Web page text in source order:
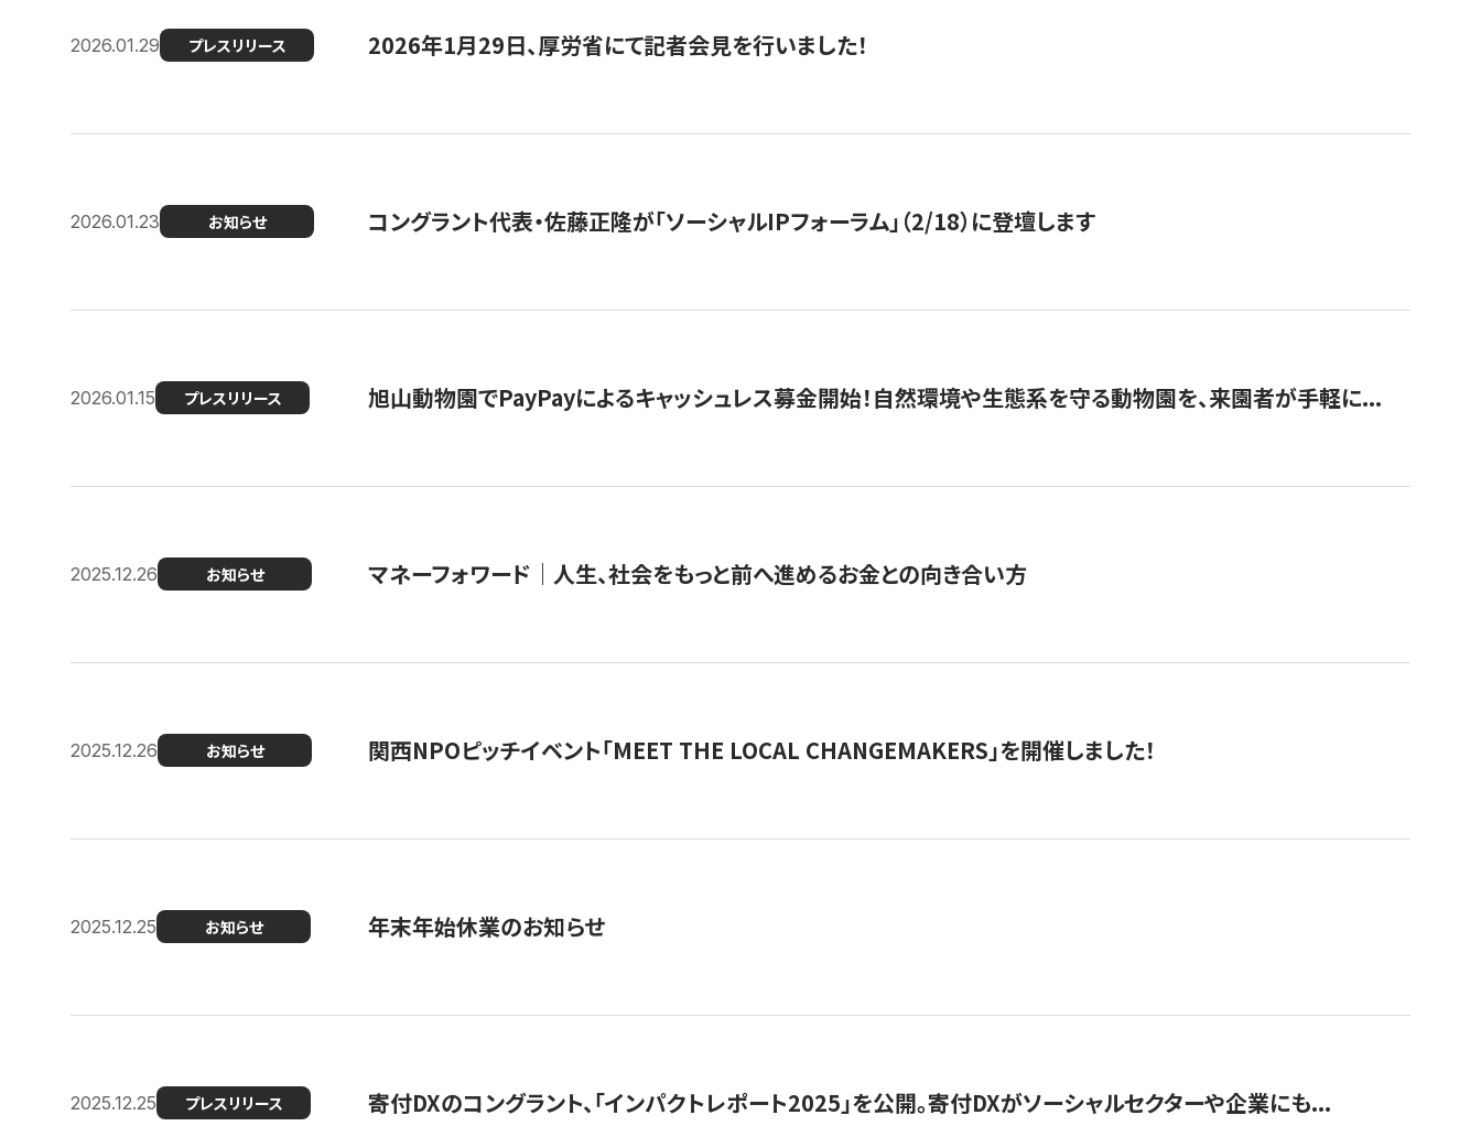
2026.01.29 プレスリリース 2026年1月29日、厚労省にて記者会見を行いました！
2026.01.23 お知らせ コングラント代表・佐藤正隆が「ソーシャルIPフォーラム」（2/18）に登壇します
2026.01.15 プレスリリース 旭山動物園でPayPayによるキャッシュレス募金開始！自然環境や生態系を守る動物園を、来園者が手軽に...
2025.12.26 お知らせ マネーフォワード｜人生、社会をもっと前へ進めるお金との向き合い方
2025.12.26 お知らせ 関西NPOピッチイベント「MEET THE LOCAL CHANGEMAKERS」を開催しました！
2025.12.25 お知らせ 年末年始休業のお知らせ
2025.12.25 プレスリリース 寄付DXのコングラント、「インパクトレポート2025」を公開。寄付DXがソーシャルセクターや企業にも...